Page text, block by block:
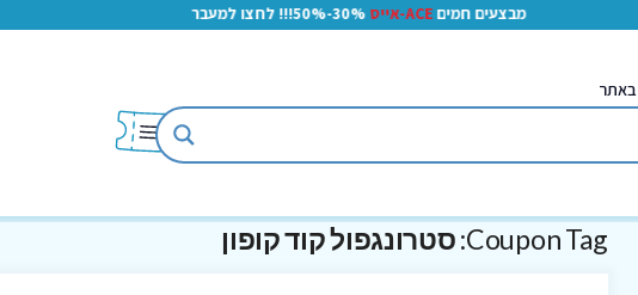
מבצעים חמיםACE-אייס 30%-50%!!! לחצו למעבר
באתר
Coupon Tag: סטרונגפול קוד קופון